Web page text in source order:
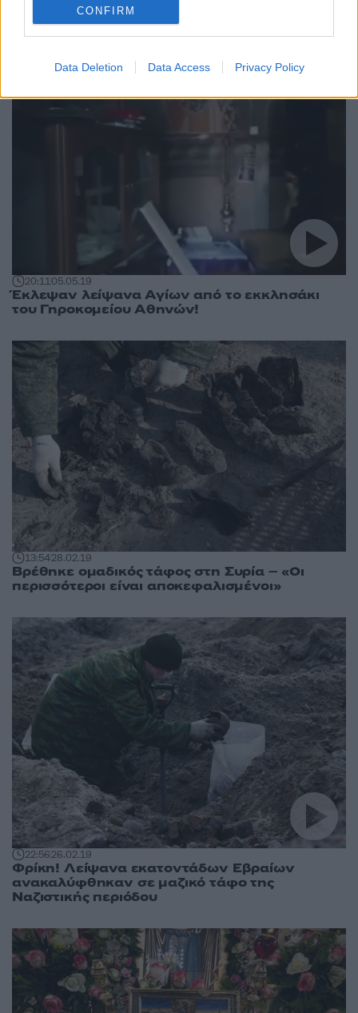
CONFIRM
Data Deletion Data Access Privacy Policy
05.10.19
Στον Βύρωνα το Τίμιο Ξύλο και τα ιερά
λείψανα του Αγίου Λουκά
20:1105.05.19
Έκλεψαν λείψανα Αγίων από το εκκλησάκι
του Γηροκομείου Αθηνών!
13:5428.02.19
Βρέθηκε ομαδικός τάφος στη Συρία – «Οι
περισσότεροι είναι αποκεφαλισμένοι»
22:5626.02.19
Φρίκη! Λείψανα εκατοντάδων Εβραίων
ανακαλύφθηκαν σε μαζικό τάφο της
Ναζιστικής περιόδου